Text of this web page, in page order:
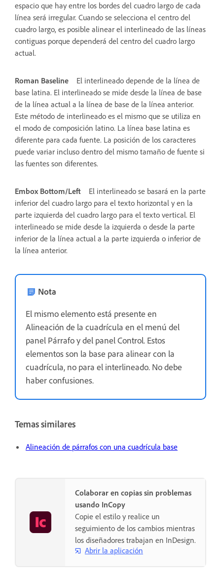
espacio que hay entre los bordes del cuadro largo de cada
línea será irregular. Cuando se selecciona el centro del
cuadro largo, es posible alinear el interlineado de las líneas
contiguas porque dependerá del centro del cuadro largo
actual.
Roman Baseline
El interlineado depende de la línea de
base latina. El interlineado se mide desde la línea de base
de la línea actual a la línea de base de la línea anterior.
Este método de interlineado es el mismo que se utiliza en
el modo de composición latino. La línea base latina es
diferente para cada fuente. La posición de los caracteres
puede variar incluso dentro del mismo tamaño de fuente si
las fuentes son diferentes.
Embox Bottom/Left
El interlineado se basará en la parte
inferior del cuadro largo para el texto horizontal y en la
parte izquierda del cuadro largo para el texto vertical. El
interlineado se mide desde la izquierda o desde la parte
inferior de la línea actual a la parte izquierda o inferior de
la línea anterior.
Nota
El mismo elemento está presente en
Alineación de la cuadrícula en el menú del
panel Párrafo y del panel Control. Estos
elementos son la base para alinear con la
cuadrícula, no para el interlineado. No debe
haber confusiones.
Temas similares
Alineación de párrafos con una cuadrícula base
Colaborar en copias sin problemas
usando InCopy
Copie el estilo y realice un
seguimiento de los cambios mientras
los diseñadores trabajan en InDesign.
Abrir la aplicación